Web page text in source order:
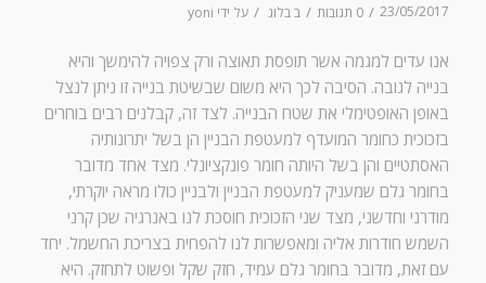
23/05/2017
/ 0 תגובות / בבלוג / על ידי yoni
אנו עדים למגמה אשר תופסת תאוצה ורק צפויה להימשך והיא
בנייה לגובה. הסיבה לכך היא משום שבשיטת בנייה זו ניתן לנצל
באופן האופטימלי את שטח הבנייה. לצד זה, קבלנים רבים בוחרים
בזכוכית כחומר המועדף למעטפת הבניין הן בשל יתרונותיה
האסתטיים והן בשל היותה חומר פונקציונלי. מצד אחד מדובר
בחומר גלם שמעניק למעטפת הבניין ולבניין כולו מראה יוקרתי,
מודרני וחדשני, מצד שני הזכוכית חוסכת לנו באנרגיה שכן קרני
השמש חודרות אליה ומאפשרות לנו להפחית בצריכת החשמל. יחד
עם זאת, מדובר בחומר גלם עמיד, חזק שקל ופשוט לתחזק. היא